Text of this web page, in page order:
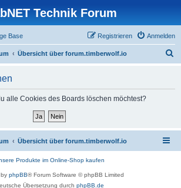
Technik Forum
Base Anmelden
Registrieren
Übersicht über forum.timberwolf.io
alle Cookies des Boards löschen möchtest?
Übersicht über forum.timberwolf.io
Produkte im Online-Shop kaufen
phpBB® Forum Software © phpBB Limited
Übersetzung durch phpBB.de